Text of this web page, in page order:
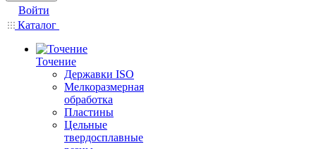
Войти
Каталог
Точение
Державки ISO
Мелкоразмерная
обработка
Пластины
Цельные
твердосплавные